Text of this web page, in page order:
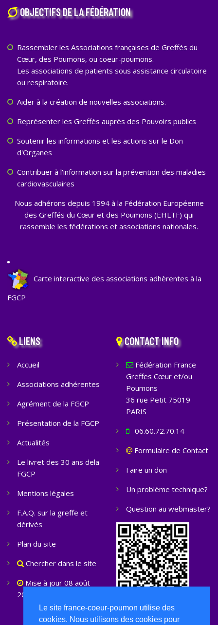
Le site france-coeur-poumon utilise des
cookies. Nous utilisons des cookies pour
OBJECTIFS DE LA FÉDÉRATION
Rassembler les Associations françaises de Greffés du
Cœur, des Poumons, ou coeur-poumons.
Les associations de patients sous assistance circulatoire
ou respiratoire.
Aider à la création de nouvelles associations.
Représenter les Greffés auprès des Pouvoirs publics
Soutenir les informations et les actions sur le Don
d'Organes
Contribuer à l'information sur la prévention des maladies
cardiovasculaires
Nous adhérons depuis 1994 à la Fédération Européenne
des Greffés du Cœur et des Poumons (EHLTF) qui
rassemble les fédérations et associations nationales.
Carte interactive des associations adhèrentes à la
FGCP
LIENS
Accueil
Associations adhérentes
Agrément de la FGCP
Présentation de la FGCP
Actualités
Le livret des 30 ans dela
FGCP
Mentions légales
F.A.Q. sur la greffe et
dérivés
Plan du site
Chercher dans le site
Mise à jour 08 août
2026
CONTACT INFO
Fédération France
Greffes Cœur et/ou
Poumons
36 rue Petit 75019
PARIS
06.60.72.70.14
Formulaire de Contact
Faire un don
Un problème technique?
Question au webmaster?